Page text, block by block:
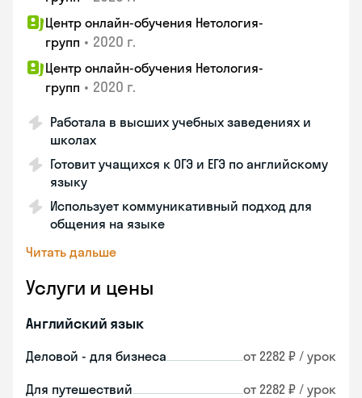
Центр онлайн-обучения Нетология-
групп • 2020 г.
Центр онлайн-обучения Нетология-
групп • 2020 г.
Работала в высших учебных заведениях и
школах
Готовит учащихся к ОГЭ и ЕГЭ по английскому
языку
Использует коммуникативный подход для
общения на языке
Читать дальше
Услуги и цены
Английский язык
Деловой - для бизнеса от 2282 ₽ / урок
Для путешествий от 2282 ₽ / урок